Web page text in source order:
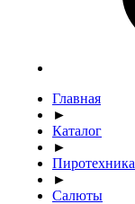
Главная
►
Каталог
►
Пиротехника
►
Салюты